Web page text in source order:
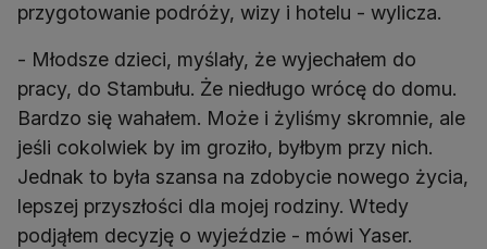
przygotowanie podróży, wizy i hotelu - wylicza.
- Młodsze dzieci, myślały, że wyjechałem do
pracy, do Stambułu. Że niedługo wrócę do domu.
Bardzo się wahałem. Może i żyliśmy skromnie, ale
jeśli cokolwiek by im groziło, byłbym przy nich.
Jednak to była szansa na zdobycie nowego życia,
lepszej przyszłości dla mojej rodziny. Wtedy
podjąłem decyzję o wyjeździe - mówi Yaser.